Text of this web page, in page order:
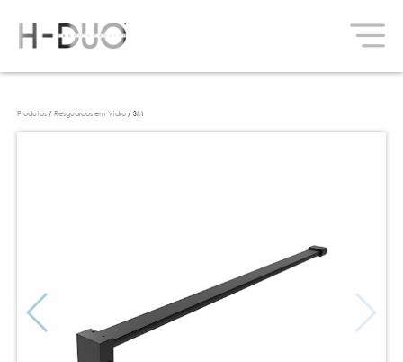
Produtos/ Resguardos em Vidro/ SM